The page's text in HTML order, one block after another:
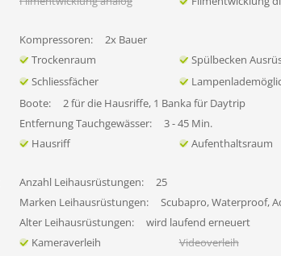
Kompressoren:
2x Bauer
Trockenraum
Spülbecken
Schliessfächer
Boote:
2 für die Hausriffe, 1 Banka für Daytrip
Entfernung Tauchgewässer:
3 - 45 Min.
Hausriff
Aufenthaltsraum
Anzahl Leihausrüstungen:
25
Marken Leihausrüstungen:
Scubapro, Waterproof,
Alter Leihausrüstungen:
wird laufend erneuert
Kameraverleih
Videoverleih